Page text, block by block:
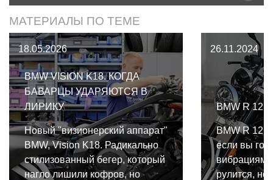
МАТЕРИАЛЫ ПО ТЕМЕ
18.05.2026
BMW VISION K18. КОГДА
БАВАРЦЫ УДАРЯЮТСЯ В
ЛИРИКУ
Новый "визионерский аппарат"
BMW, Vision K18. Радикально
стилизованный бегер, который
нагло лишили кофров, но
26.11.2024
BMW R 12
BMW R 12
если вы
рулится, но